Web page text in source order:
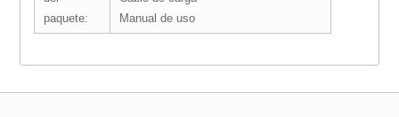
paquete:
Manual de uso